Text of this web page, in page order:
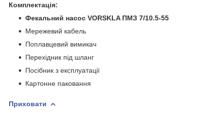
Комплектація:
Фекальний насос VORSKLA ПМЗ 7/10.5-55
Мережевий кабель
Поплавцевий вимикач
Перехідник під шланг
Посібник з експлуатації
Картонне паковання
Приховати